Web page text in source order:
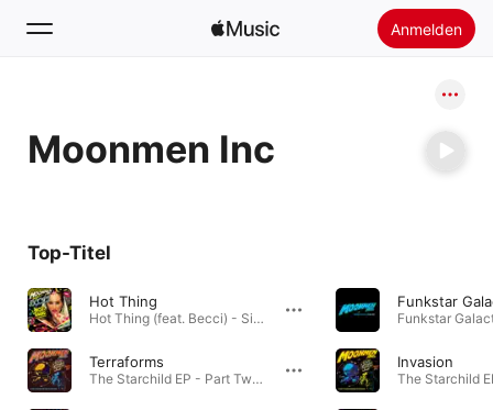
Anmelden
Startseite
Radio
Moonmen Inc
Top-Titel
Hot Thing
Hot Thing (feat. Becci) - Single · 2011
Terraforms
The Starchild EP - Part Two · 2011
Invasion